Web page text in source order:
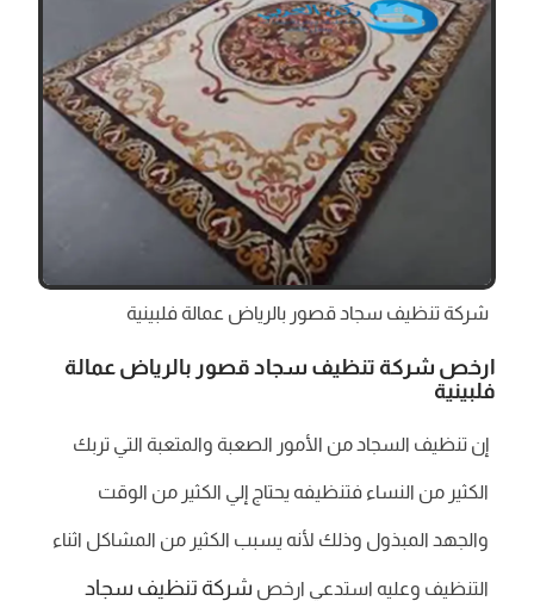
شركة تنظيف سجاد قصور بالرياض عمالة فلبينية
ارخص شركة تنظيف سجاد قصور بالرياض عمالة
فلبينية
إن تنظيف السجاد من الأمور الصعبة والمتعبة التي تربك
الكثير من النساء فتنظيفه يحتاج إلي الكثير من الوقت
والجهد المبذول وذلك لأنه يسبب الكثير من المشاكل اثناء
التنظيف وعليه استدعي ارخص شركة تنظيف سجاد